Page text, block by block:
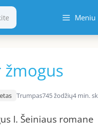
Meniu
Trumpas745 žodžių4 min.
I. Šeiniaus romane